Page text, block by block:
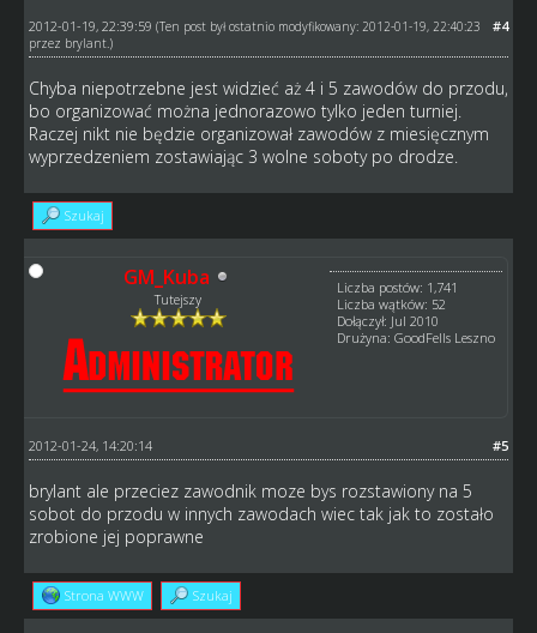
#4
2012-01-19, 22:39:59 (Ten post był ostatnio modyfikowany: 2012-01-19, 22:40:23
przez brylant.)
Chyba niepotrzebne jest widzieć aż 4 i 5 zawodów do przodu,
bo organizować można jednorazowo tylko jeden turniej.
Raczej nikt nie będzie organizował zawodów z miesięcznym
wyprzedzeniem zostawiając 3 wolne soboty po drodze.
Szukaj
GM_Kuba
Tutejszy
Liczba postów: 1,741
Liczba wątków: 52
Dołączył: Jul 2010
Drużyna: GoodFells Leszno
#5
2012-01-24, 14:20:14
brylant ale przeciez zawodnik moze bys rozstawiony na 5
sobot do przodu w innych zawodach wiec tak jak to zostało
zrobione jej poprawne
Strona WWW Szukaj